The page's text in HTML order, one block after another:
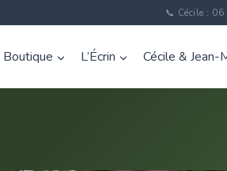
📞 Cécile :
Boutique L’Écrin Cécile & Jean-